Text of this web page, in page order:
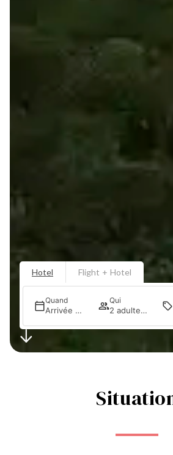
Hotel Flight + Hotel
Quand
Arrivée — Départ
Qui
2 adultes · 1 chambre